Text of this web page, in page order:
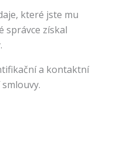
které jste mu
správce získal
a kontaktní